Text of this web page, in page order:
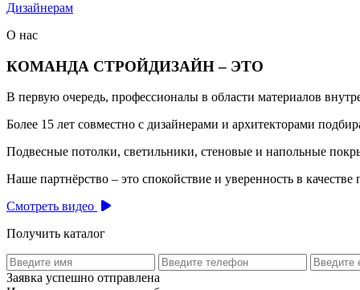
Дизайнерам
О нас
КОМАНДА СТРОЙДИЗАЙН – ЭТО
В первую очередь, профессионалы в области материалов
Более 15 лет совместно с дизайнерами и архитекторами
Подвесные потолки, светильники, стеновые и напольные
Наше партнёрство – это спокойствие и уверенность в качестве
Смотреть видео
Получить каталог
Заявка успешно отправлена